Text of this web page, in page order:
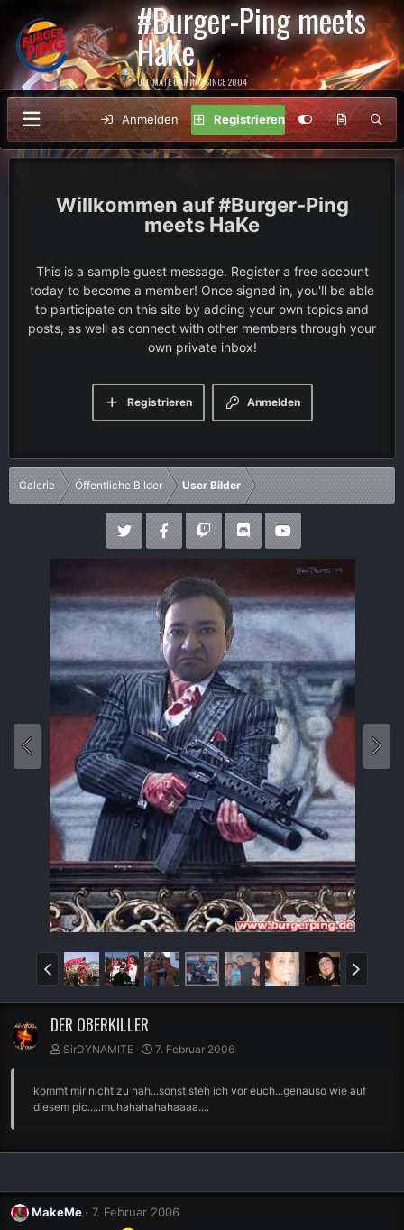
#Burger-Ping meets
HaKe
ULTIMATE GAMING SINCE 2004
Anmelden Registrieren
#Burger-Ping
meets HaKe
This is a sample guest message. Register a free account
today to become a member! Once signed in, you'll be able
to participate on this site by adding your own topics and
posts, as well as connect with other members through your
own private inbox!
Anmelden
Registrieren
Galerie Öffentliche Bilder User Bilder
DER OBERKILLER
SirDYNAMITE 7. Februar 2006
kommt mir nicht zu nah...sonst steh ich vor euch...genauso wie auf
diesem pic.....muhahahahahaaaa....
MakeMe 7. Februar 2006